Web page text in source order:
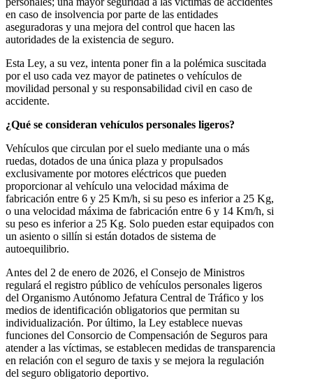
en caso de insolvencia por parte de las entidades
aseguradoras y una mejora del control que hacen las
autoridades de la existencia de seguro.
Esta Ley, a su vez, intenta poner fin a la polémica suscitada
por el uso cada vez mayor de patinetes o vehículos de
movilidad personal y su responsabilidad civil en caso de
accidente.
¿Qué se consideran vehículos personales ligeros?
Vehículos que circulan por el suelo mediante una o más
ruedas, dotados de una única plaza y propulsados
exclusivamente por motores eléctricos que pueden
proporcionar al vehículo una velocidad máxima de
fabricación entre 6 y 25 Km/h, si su peso es inferior a 25 Kg,
o una velocidad máxima de fabricación entre 6 y 14 Km/h, si
su peso es inferior a 25 Kg. Solo pueden estar equipados con
un asiento o sillín si están dotados de sistema de
autoequilibrio.
Antes del 2 de enero de 2026, el Consejo de Ministros
regulará el registro público de vehículos personales ligeros
del Organismo Autónomo Jefatura Central de Tráfico y los
medios de identificación obligatorios que permitan su
individualización. Por último, la Ley establece nuevas
funciones del Consorcio de Compensación de Seguros para
atender a las víctimas, se establecen medidas de transparencia
en relación con el seguro de taxis y se mejora la regulación
del seguro obligatorio deportivo.